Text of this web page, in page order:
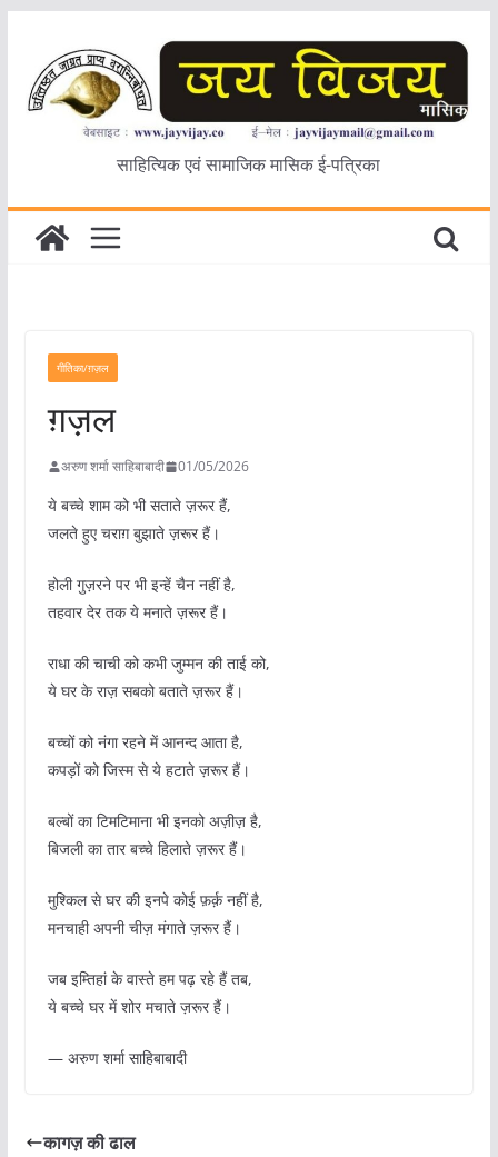
content
साहित्यिक एवं सामाजिक मासिक ई-पत्रिका
गीतिका/ग़ज़ल
ग़ज़ल
अरुण शर्मा साहिबाबादी 01/05/2026
ये बच्चे शाम को भी सताते ज़रूर हैं,
जलते हुए चराग़ बुझाते ज़रूर हैं।
होली गुज़रने पर भी इन्हें चैन नहीं है,
तहवार देर तक ये मनाते ज़रूर हैं।
राधा की चाची को कभी जुम्मन की ताई को,
ये घर के राज़ सबको बताते ज़रूर हैं।
बच्चों को नंगा रहने में आनन्द आता है,
कपड़ों को जिस्म से ये हटाते ज़रूर हैं।
बल्बों का टिमटिमाना भी इनको अज़ीज़ है,
बिजली का तार बच्चे हिलाते ज़रूर हैं।
मुश्किल से घर की इनपे कोई फ़र्क़ नहीं है,
मनचाही अपनी चीज़ मंगाते ज़रूर हैं।
जब इम्तिहां के वास्ते हम पढ़ रहे हैं तब,
ये बच्चे घर में शोर मचाते ज़रूर हैं।
— अरुण शर्मा साहिबाबादी
कागज़ की ढाल